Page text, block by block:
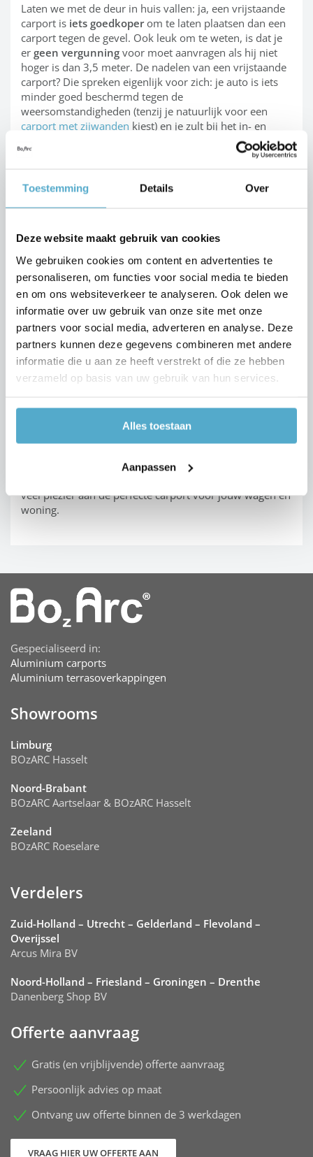
Toestemming Details Over
Deze website maakt gebruik van cookies
We gebruiken cookies om content en advertenties te
personaliseren, om functies voor social media te bieden
en om ons websiteverkeer te analyseren. Ook delen we
informatie over uw gebruik van onze site met onze
partners voor social media, adverteren en analyse. Deze
partners kunnen deze gegevens combineren met andere
informatie die u aan ze heeft verstrekt of die ze hebben
verzameld op basis van uw gebruik van hun services.
Alles toestaan
Aanpassen
Laten we met de deur in huis vallen: ja, een vrijstaande
carport is iets goedkoperom te laten plaatsen dan een
carport tegen de gevel. Ook leuk om te weten, is dat je
er geen vergunning voor moet aanvragen als hij niet
hoger is dan 3,5 meter. De nadelen van een vrijstaande
carport? Die spreken eigenlijk voor zich: je auto is iets
minder goed beschermd tegen de
weersomstandigheden (tenzij je natuurlijk voor een
carport met zijwanden kiest) en je zult bij het in- en
Een carport installeren
tegen de gevel
uit, maar het grote voordeel is dat je nooit door de
regenhoeft. Ook in dit geval heb je geen vergunning
nodig, zolang je carport niet hoger is dan 4 meter.
Meldingsplichtbij de gemeente is er echter wel.
Ga voor een carport op
maat!
Wil je je carport perfect bij je huis laten passen? Moet
dat moois? Aarzel niet om ons te
contacteren
veel plezier aan de perfecte carport voor jouw wagen én
woning.
Gespecialiseerd in:
Aluminium carports
Aluminium terrasoverkappingen
Showrooms
Limburg
BOzARC Hasselt
Noord-Brabant
BOzARC Aartselaar & BOzARC Hasselt
Zeeland
BOzARC Roeselare
Verdelers
Zuid-Holland – Utrecht – Gelderland – Flevoland –
Overijssel
Arcus Mira BV
Noord-Holland – Friesland – Groningen – Drenthe
Danenberg Shop BV
Offerte aanvraag
Gratis (en vrijblijvende) offerte aanvraag
Persoonlijk advies op maat
Ontvang uw offerte binnen de 3 werkdagen
VRAAG HIER UW OFFERTE AAN